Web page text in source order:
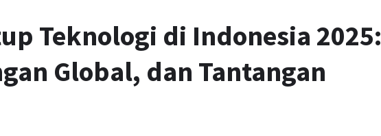
Teknologi di Indonesia 2025:
Global, dan Tantangan